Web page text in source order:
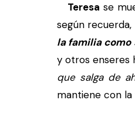
Teresa se
según
la familia como
y otros enseres
que salga de
mantiene con